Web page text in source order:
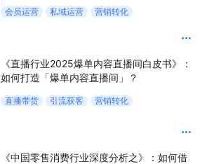
设计服务商
提升14%！
会员运营 私域运营 营销转化
《直播行业2025爆单内容直播间白皮书》：
如何打造「爆单内容直播间」？
直播带货 引流获客 营销转化
《中国零售消费行业深度分析之》：如何借